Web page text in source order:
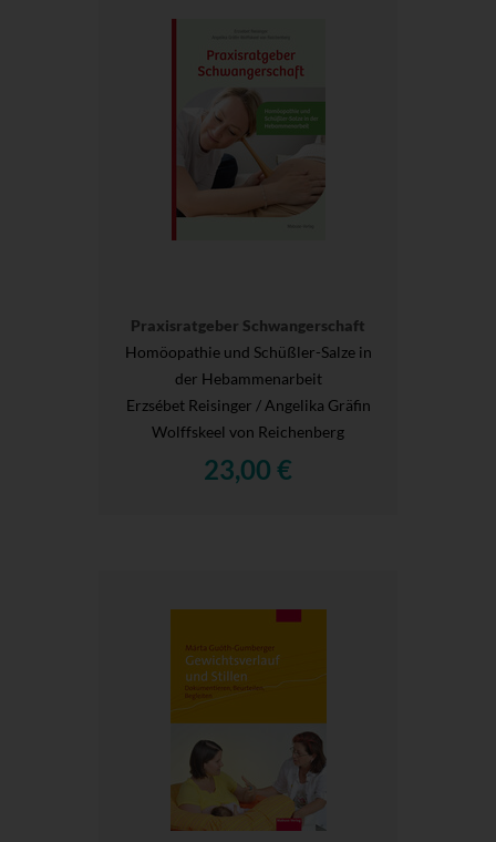
Praxisratgeber Schwangerschaft
Homöopathie und Schüßler-Salze in
der Hebammenarbeit
Erzsébet Reisinger / Angelika Gräfin
Wolffskeel von Reichenberg
23,00 €